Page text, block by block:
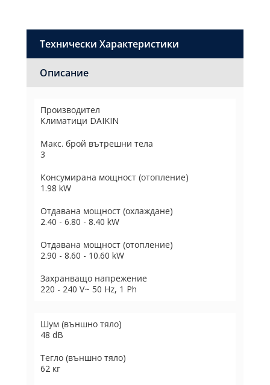
Технически Характеристики
Описание
Производител
Климатици DAIKIN
Макс. брой вътрешни тела
3
Консумирана мощност (отопление)
1.98 kW
Отдавана мощност (охлаждане)
2.40 - 6.80 - 8.40 kW
Отдавана мощност (отопление)
2.90 - 8.60 - 10.60 kW
Захранващо напрежение
220 - 240 V~ 50 Hz, 1 Ph
Шум (външно тяло)
48 dB
Тегло (външно тяло)
62 кг